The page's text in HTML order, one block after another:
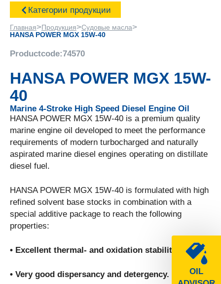
OIL
Категории продукции
Главная>Продукция>Судовые масла>
HANSA POWER MGX 15W-40
Productcode:74570
HANSA POWER MGX 15W-
40
Marine 4-Stroke High Speed Diesel Engine Oil
HANSA POWER MGX 15W-40 is a premium quality
marine engine oil developed to meet the performance
requirements of modern turbocharged and naturally
aspirated marine diesel engines operating on distillate
diesel fuel.
HANSA POWER MGX 15W-40 is formulated with high
refined solvent base stocks in combination with a
special additive package to reach the following
properties:
• Excellent thermal- and oxidation stability.
• Very good dispersancy and detergency.